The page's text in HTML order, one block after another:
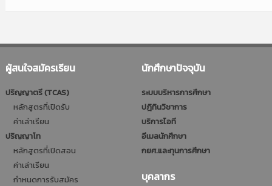
ผู้สนใจสมัครเรียน
ปริญญาตรี (TCAS)
หลักสูตรที่เปิดรับ
ค่าเล่าเรียน
ปริญญาโท
หลักสูตรที่เปิดสอน
ค่าเล่าเรียน
กำหนดการรับสมัคร
นักศึกษาปัจจุบัน
ระบบบริหารการศึกษา
ปฎิทินวิชาการ
บริการไอที
อีเมลนักศึกษา
กยศ.และทุนการศึกษา
บุคลากร